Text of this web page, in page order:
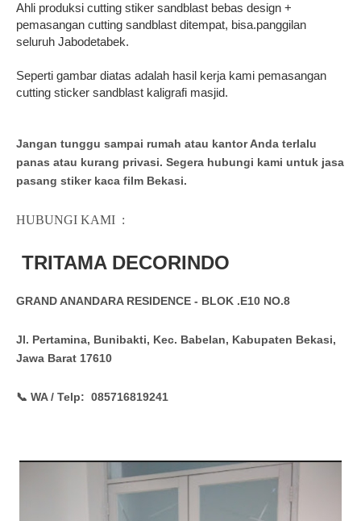
Ahli produksi cutting stiker sandblast bebas design +
pemasangan cutting sandblast ditempat, bisa.panggilan
seluruh Jabodetabek.
Seperti gambar diatas adalah hasil kerja kami pemasangan
cutting sticker sandblast kaligrafi masjid.
Jangan tunggu sampai rumah atau kantor Anda terlalu
panas atau kurang privasi. Segera hubungi kami untuk jasa
pasang stiker kaca film Bekasi.
HUBUNGI KAMI :
TRITAMA DECORINDO
GRAND ANANDARA RESIDENCE - BLOK .E10 NO.8
Jl. Pertamina, Bunibakti, Kec. Babelan, Kabupaten Bekasi,
Jawa Barat 17610
📞 WA / Telp: 085716819241